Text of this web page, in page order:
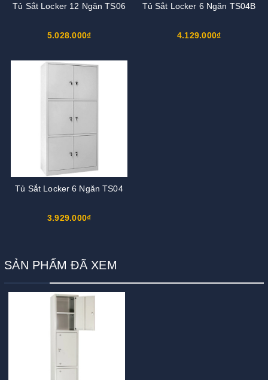
Tủ Sắt Locker 12 Ngăn TS06
5.028.000₫
Tủ Sắt Locker 6 Ngăn TS04B
4.129.000₫
Tủ Sắt Locker 6 Ngăn TS04
3.929.000₫
SẢN PHẨM ĐÃ XEM